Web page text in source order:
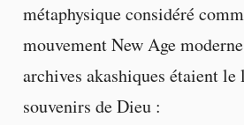
métaphysique considéré
mouvement New Age
archives akashiques étaient le
souvenirs de Dieu :